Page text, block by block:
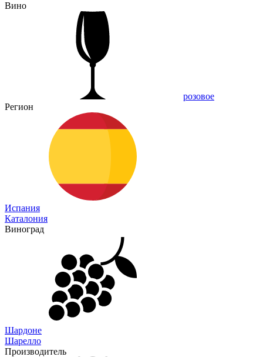
Вино
розовое
Регион
Испания
Каталония
Виноград
Шардоне
Шарелло
Производитель